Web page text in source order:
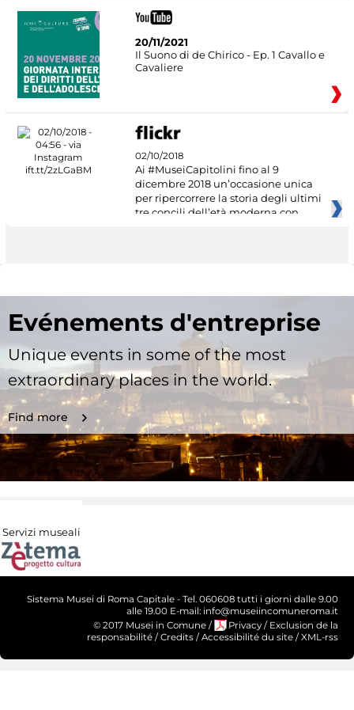
20/11/2021
Il Suono di de Chirico - Ep. 1 Cavallo e
Cavaliere
02/10/2018
Ai #MuseiCapitolini fino al 9
dicembre 2018 un’occasione unica
per ripercorrere la storia degli ultimi
tre concili dell’età moderna con
Evénements d'entreprise
Unique events in some of the most
extraordinary places in the world.
Find more
Servizi museali
Sistema Musei di Roma Capitale - Tel. 060608 tutti i giorni dalle 9.00
alle 19.00 E-mail: info@museiincomuneroma.it
© 2017 Musei in Comune / Privacy / Exclusion de la
responsabilité / Credits / Accessibilité du site / XML-rss